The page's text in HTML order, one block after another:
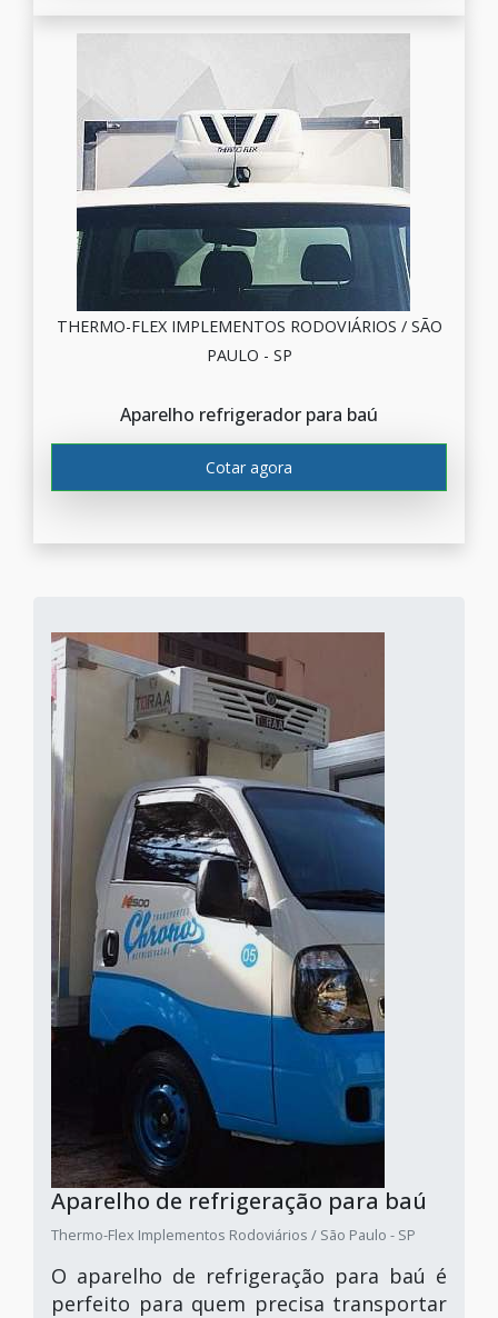
THERMO-FLEX IMPLEMENTOS RODOVIÁRIOS / SÃO
PAULO - SP
Aparelho refrigerador para baú
Cotar agora
Aparelho de refrigeração para baú
Thermo-Flex Implementos Rodoviários / São Paulo - SP
O aparelho de refrigeração para baú é
perfeito para quem precisa transportar